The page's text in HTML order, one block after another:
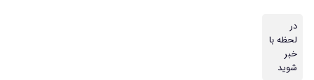
در
لحظه با
خبر
شوید